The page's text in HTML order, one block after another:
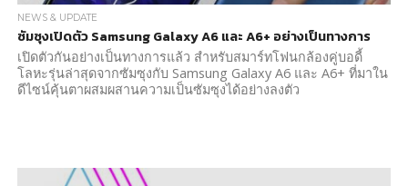
NEWS & UPDATE
ซัมซุงเปิดตัว Samsung Galaxy A6 และ A6+ อย่างเป็นทางการ
เปิดตัวกันอย่างเป็นทางการแล้ว สำหรับสมาร์ทโฟนกล้องคู่บอดี้
โลหะรุ่นล่าสุดจากซัมซุงกับ Samsung Galaxy A6 และ A6+ ที่มาใน
ดีไซน์คุ้นตาผสมผสานความเป็นซัมซุงได้อย่างลงตัว